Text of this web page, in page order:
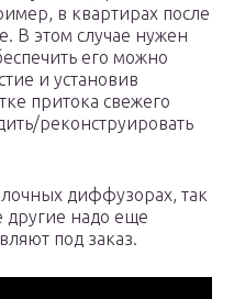
в квартирах после
В этом случае нужен
его можно
и установив
притока свежего
реконструировать
диффузорах, так
другие надо еще
под заказ.